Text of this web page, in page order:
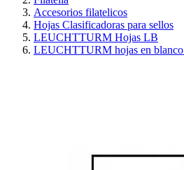
Accesorios filatelicos
Hojas Clasificadoras para sellos
LEUCHTTURM Hojas LB
LEUCHTTURM hojas en